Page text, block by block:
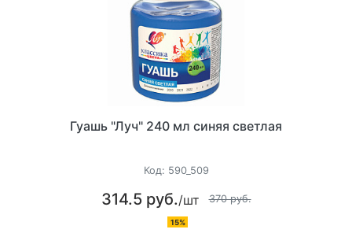
Гуашь "Луч" 240 мл синяя светлая
Код: 590_509
314.5 руб./шт 370 руб.
15%